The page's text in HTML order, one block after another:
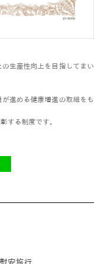
生産性向上を目指してまい
進める健康増進の取組をも
する制度です。